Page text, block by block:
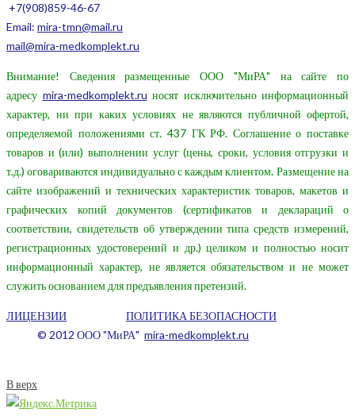
+7(908)859-46-67
Email: mira-tmn@mail.ru
mail@mira-medkomplekt.ru
Внимание! Сведения размещенные ООО "МиРА" на сайте по
адресу mira-medkomplekt.ru носят исключительно информационный
характер, ни при каких условиях не являются публичной офертой,
определяемой положениями ст. 437 ГК РФ. Соглашение о поставке
товаров и (или) выполнении услуг (цены, сроки, условия отгрузки и
т.д.) оговариваются индивидуально с каждым клиентом. Размещение на
сайте изображений и технических характеристик товаров, макетов и
графических копий документов (сертификатов и деклараций о
соответствии, свидетельств об утверждении типа средств измерений,
регистрационных удостоверений и др.) целиком и полностью носит
информационный характер, не является обязательством и не может
служить основанием для предъявления претензий.
ЛИЦЕНЗИИ
ПОЛИТИКА БЕЗОПАСНОСТИ
© 2012 ООО "МиРА" mira-medkomplekt.ru
В верх